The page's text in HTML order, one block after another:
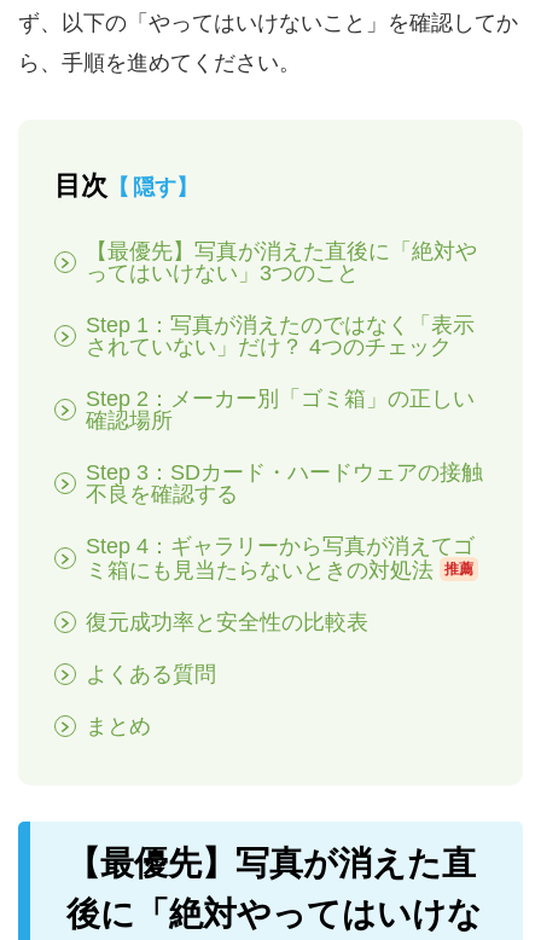
ず、以下の「やってはいけないこと」を確認してか
ら、手順を進めてください。
目次 隠す
【最優先】写真が消えた直後に「絶対や
ってはいけない」3つのこと
Step 1：写真が消えたのではなく「表示
されていない」だけ？ 4つのチェック
Step 2：メーカー別「ゴミ箱」の正しい
確認場所
Step 3：SDカード・ハードウェアの接触
不良を確認する
Step 4：ギャラリーから写真が消えてゴ
ミ箱にも見当たらないときの対処法
推薦
復元成功率と安全性の比較表
よくある質問
まとめ
【最優先】写真が消えた直
後に「絶対やってはいけな